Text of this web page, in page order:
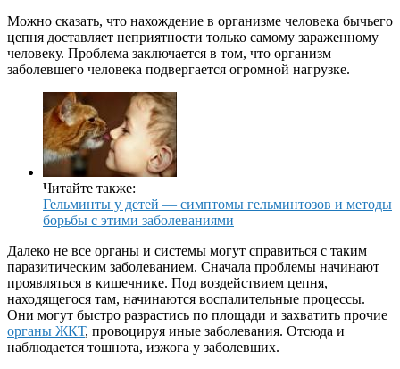
Можно сказать, что нахождение в организме человека бычьего
цепня доставляет неприятности только самому зараженному
человеку. Проблема заключается в том, что организм
заболевшего человека подвергается огромной нагрузке.
Читайте также:
Гельминты у детей — симптомы гельминтозов и методы
борьбы с этими заболеваниями
Далеко не все органы и системы могут справиться с таким
паразитическим заболеванием. Сначала проблемы начинают
проявляться в кишечнике. Под воздействием цепня,
находящегося там, начинаются воспалительные процессы.
Они могут быстро разрастись по площади и захватить прочие
органы ЖКТ, провоцируя иные заболевания. Отсюда и
наблюдается тошнота, изжога у заболевших.